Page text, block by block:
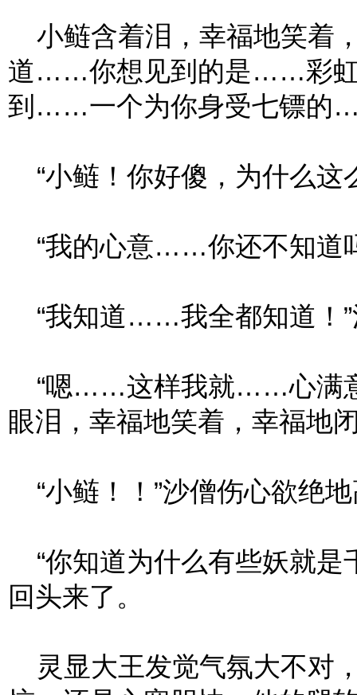
小鲢含着泪，幸福地笑着
道……你想见到的是……彩
到……一个为你身受七镖的
“小鲢！你好傻，为什么这
“我的心意……你还不知道
“我知道……我全都知道！”
“嗯……这样我就……心满
眼泪，幸福地笑着，幸福地
“小鲢！！”沙僧伤心欲绝
“你知道为什么有些妖就是
回头来了。
灵显大王发觉气氛大不对